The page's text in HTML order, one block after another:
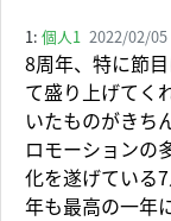
1: 個人1 2022/02/05
8周年、特に節
て盛り上げてく
いたものがきち
ロモーションの
化を遂げている
年も最高の一年